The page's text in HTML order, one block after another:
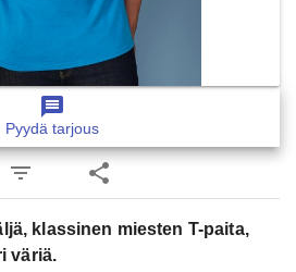
message
Pyydä tarjous
filter_list share
klassinen miesten T-paita,
väriä.